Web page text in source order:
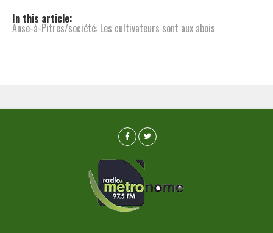
In this article:
Anse-à-Pitres/société: Les cultivateurs sont aux abois